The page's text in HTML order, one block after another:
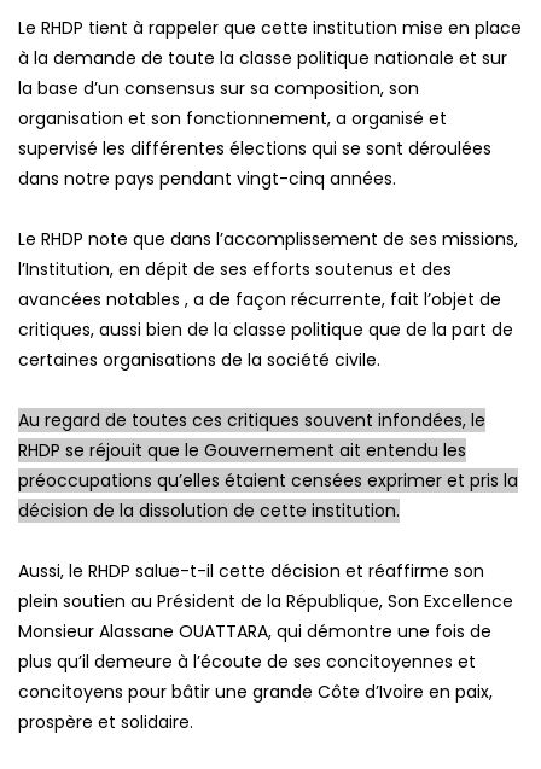
Le RHDP tient à rappeler que cette institution mise en place
à la demande de toute la classe politique nationale et sur
la base d’un consensus sur sa composition, son
organisation et son fonctionnement, a organisé et
supervisé les différentes élections qui se sont déroulées
dans notre pays pendant vingt-cinq années.
Le RHDP note que dans l’accomplissement de ses missions,
l’Institution, en dépit de ses efforts soutenus et des
avancées notables , a de façon récurrente, fait l’objet de
critiques, aussi bien de la classe politique que de la part de
certaines organisations de la société civile.
Au regard de toutes ces critiques souvent infondées, le
RHDP se réjouit que le Gouvernement ait entendu les
préoccupations qu’elles étaient censées exprimer et pris la
décision de la dissolution de cette institution.
Aussi, le RHDP salue-t-il cette décision et réaffirme son
plein soutien au Président de la République, Son Excellence
Monsieur Alassane OUATTARA, qui démontre une fois de
plus qu’il demeure à l’écoute de ses concitoyennes et
concitoyens pour bâtir une grande Côte d’Ivoire en paix,
prospère et solidaire.